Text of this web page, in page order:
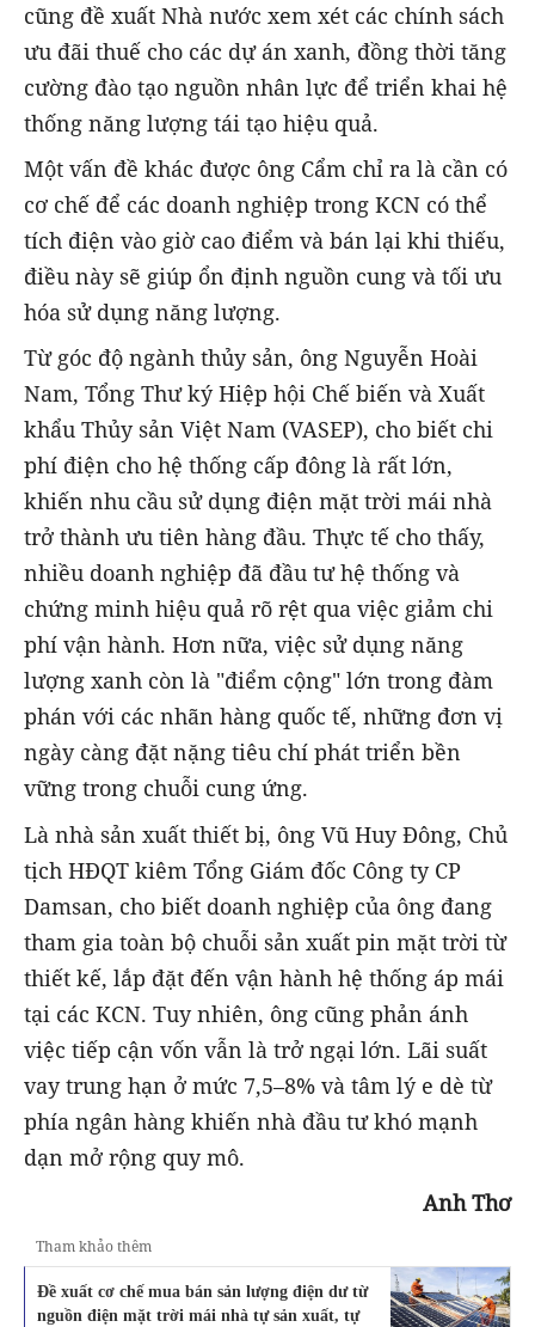
cũng đề xuất Nhà nước xem xét các chính sách
ưu đãi thuế cho các dự án xanh, đồng thời tăng
cường đào tạo nguồn nhân lực để triển khai hệ
thống năng lượng tái tạo hiệu quả.
Một vấn đề khác được ông Cẩm chỉ ra là cần có
cơ chế để các doanh nghiệp trong KCN có thể
tích điện vào giờ cao điểm và bán lại khi thiếu,
điều này sẽ giúp ổn định nguồn cung và tối ưu
hóa sử dụng năng lượng.
Từ góc độ ngành thủy sản, ông Nguyễn Hoài
Nam, Tổng Thư ký Hiệp hội Chế biến và Xuất
khẩu Thủy sản Việt Nam (VASEP), cho biết chi
phí điện cho hệ thống cấp đông là rất lớn,
khiến nhu cầu sử dụng điện mặt trời mái nhà
trở thành ưu tiên hàng đầu. Thực tế cho thấy,
nhiều doanh nghiệp đã đầu tư hệ thống và
chứng minh hiệu quả rõ rệt qua việc giảm chi
phí vận hành. Hơn nữa, việc sử dụng năng
lượng xanh còn là "điểm cộng" lớn trong đàm
phán với các nhãn hàng quốc tế, những đơn vị
ngày càng đặt nặng tiêu chí phát triển bền
vững trong chuỗi cung ứng.
Là nhà sản xuất thiết bị, ông Vũ Huy Đông, Chủ
tịch HĐQT kiêm Tổng Giám đốc Công ty CP
Damsan, cho biết doanh nghiệp của ông đang
tham gia toàn bộ chuỗi sản xuất pin mặt trời từ
thiết kế, lắp đặt đến vận hành hệ thống áp mái
tại các KCN. Tuy nhiên, ông cũng phản ánh
việc tiếp cận vốn vẫn là trở ngại lớn. Lãi suất
vay trung hạn ở mức 7,5–8% và tâm lý e dè từ
phía ngân hàng khiến nhà đầu tư khó mạnh
dạn mở rộng quy mô.
Anh Thơ
Tham khảo thêm
Đề xuất cơ chế mua bán sản lượng điện dư từ
nguồn điện mặt trời mái nhà tự sản xuất, tự